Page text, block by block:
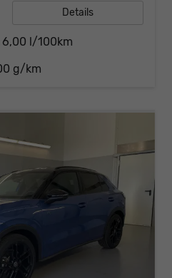
Details
6,00 l/100km
g/km